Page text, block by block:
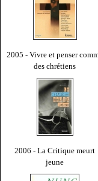
2005 - Vivre et penser
des chrétiens
2006 - La Critique meurt
jeune